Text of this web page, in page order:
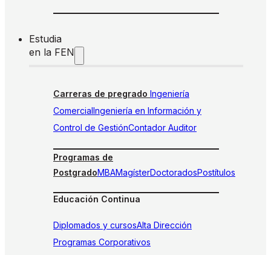
Estudia
en la FEN
Carreras de pregrado Ingeniería
ComercialIngeniería en Información y
Control de GestiónContador Auditor
Programas de
PostgradoMBAMagísterDoctoradosPostítulos
Educación Continua
Diplomados y cursosAlta Dirección
Programas Corporativos